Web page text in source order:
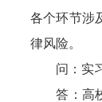
各个环节涉
律风险。
问：实习
答：高校